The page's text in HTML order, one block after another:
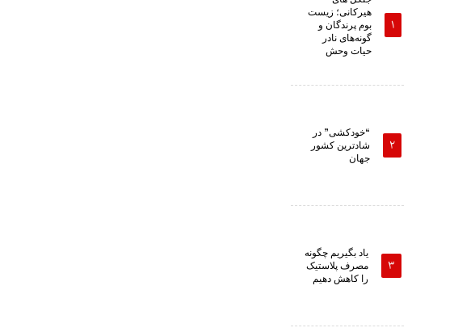
هیرکانی؛ زیست
بوم پرندگان و
گونه‌های نادر
حیات وحش
“خودکشی” در
شادترین کشور
جهان
یاد بگیریم چگونه
مصرف پلاستیک
را کاهش دهیم